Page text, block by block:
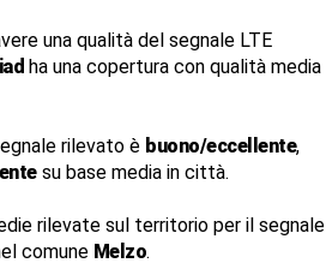
una qualità del segnale LTE
ha una copertura con qualità media
rilevato è buono/eccellente,
su base media in città.
rilevate sul territorio per il segnale
comune Melzo.